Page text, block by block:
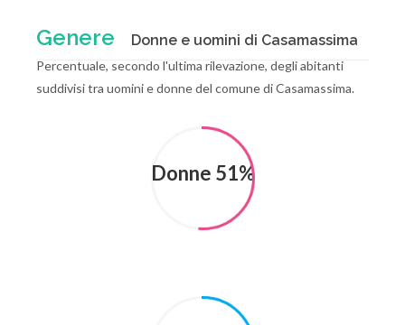
Genere Donne e uomini di Casamassima
Percentuale, secondo l'ultima rilevazione, degli abitanti
suddivisi tra uomini e donne del comune di Casamassima.
Donne 51%